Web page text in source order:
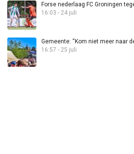
Forse nederlaag FC Groningen
16:03 - 24 juli
Gemeente: “Kom niet meer naar
16:57 - 25 juli